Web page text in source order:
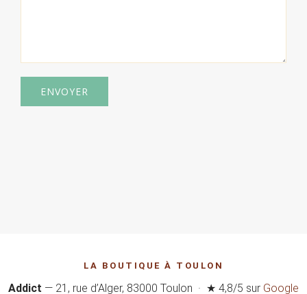
LA BOUTIQUE À TOULON
Addict — 21, rue d’Alger, 83000 Toulon · ★ 4,8/5 sur Google